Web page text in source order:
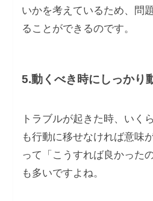
いかを考えているため、問
ることができるのです。
5.動くべき時にしっかり
トラブルが起きた時、いく
も行動に移せなければ意味
って「こうすれば良かった
も多いですよね。